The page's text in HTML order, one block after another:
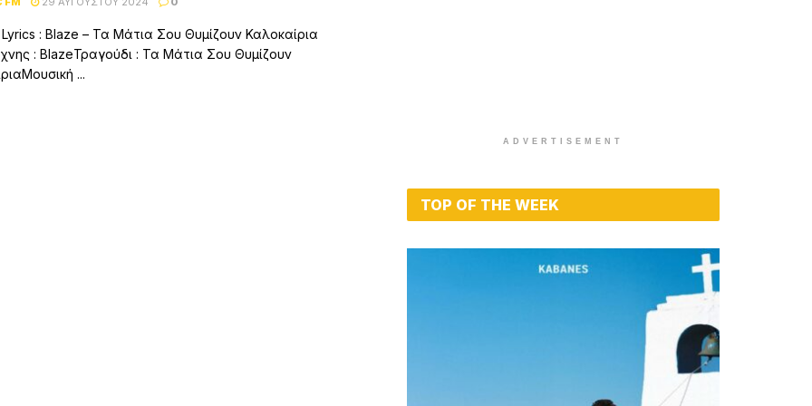
Lyrics : Blaze – Τα Μάτια Σου Θυμίζουν Καλοκαίρια
: BlazeΤραγούδι : Τα Μάτια Σου Θυμίζουν
...
ADVERTISEMENT
TOP OF THE WEEK